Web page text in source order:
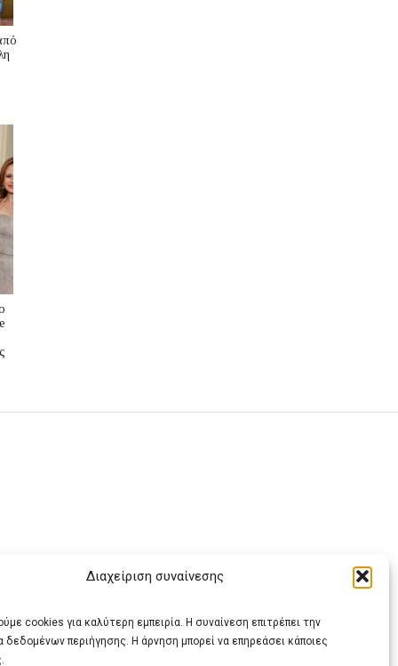
Διαχείριση συναίνεσης
cookies για καλύτερη εμπειρία. Η συναίνεση επιτρέπει την
δεδομένων περιήγησης. Η άρνηση μπορεί να επηρεάσει κάποιες